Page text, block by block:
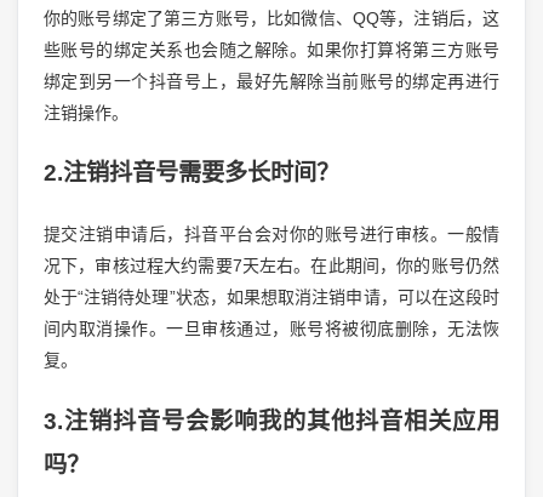
你的账号绑定了第三方账号，比如微信、QQ等，注销后，这
些账号的绑定关系也会随之解除。如果你打算将第三方账号
绑定到另一个抖音号上，最好先解除当前账号的绑定再进行
注销操作。
2.注销抖音号需要多长时间？
提交注销申请后，抖音平台会对你的账号进行审核。一般情
况下，审核过程大约需要7天左右。在此期间，你的账号仍然
处于“注销待处理”状态，如果想取消注销申请，可以在这段时
间内取消操作。一旦审核通过，账号将被彻底删除，无法恢
复。
3.注销抖音号会影响我的其他抖音相关应用
吗？